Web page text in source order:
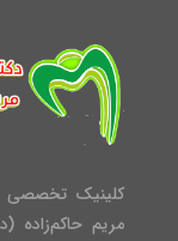
کلینیک تخصصی
مریم حاکم‌زاده